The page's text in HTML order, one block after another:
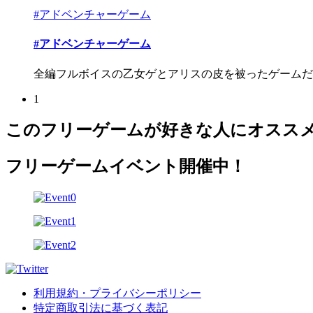
#アドベンチャーゲーム
#アドベンチャーゲーム
全編フルボイスの乙女ゲとアリスの皮を被ったゲームだ
1
このフリーゲームが好きな人にオスス
フリーゲームイベント開催中！
利用規約・プライバシーポリシー
特定商取引法に基づく表記